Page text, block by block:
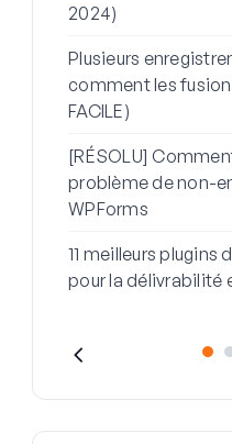
2024)
Plusieurs
comment les
FACILE)
[RÉSOLU]
problème de non-
WPForms
11 meilleurs plugins
pour la délivrabilité